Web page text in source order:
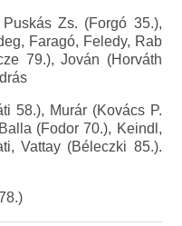
Zs. (Forgó 35.),
Faragó, Feledy, Rab
79.), Jován (Horváth
58.), Murár (Kovács P.
(Fodor 70.), Keindl,
Vattay (Béleczki 85.).